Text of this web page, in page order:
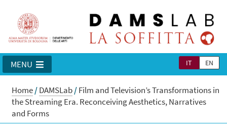
IT EN
MENU
Home/DAMSLab/Film and Television’s Transformations in
the Streaming Era. Reconceiving Aesthetics, Narratives
and Forms